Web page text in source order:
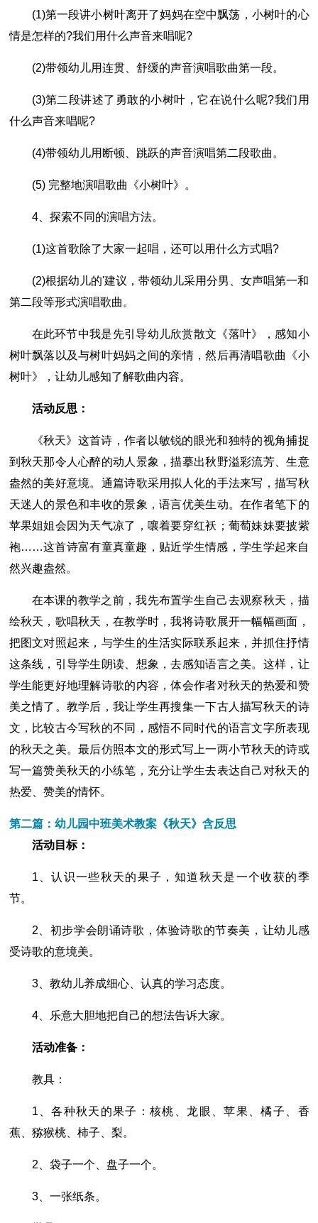
(1)第一段讲小树叶离开了妈妈在空中飘荡，小树叶的心
情是怎样的?我们用什么声音来唱呢?
(2)带领幼儿用连贯、舒缓的声音演唱歌曲第一段。
(3)第二段讲述了勇敢的小树叶，它在说什么呢?我们用
什么声音来唱呢?
(4)带领幼儿用断顿、跳跃的声音演唱第二段歌曲。
(5) 完整地演唱歌曲《小树叶》。
4、探索不同的演唱方法。
(1)这首歌除了大家一起唱，还可以用什么方式唱?
(2)根据幼儿的'建议，带领幼儿采用分男、女声唱第一和
第二段等形式演唱歌曲。
在此环节中我是先引导幼儿欣赏散文《落叶》，感知小
树叶飘落以及与树叶妈妈之间的亲情，然后再清唱歌曲《小
树叶》，让幼儿感知了解歌曲内容。
活动反思：
《秋天》这首诗，作者以敏锐的眼光和独特的视角捕捉
到秋天那令人心醉的动人景象，描摹出秋野溢彩流芳、生意
盎然的美好意境。通篇诗歌采用拟人化的手法来写，描写秋
天迷人的景色和丰收的景象，语言优美生动。在作者笔下的
苹果姐姐会因为天气凉了，嚷着要穿红袄；葡萄妹妹要披紫
袍……这首诗富有童真童趣，贴近学生情感，学生学起来自
然兴趣盎然。
在本课的教学之前，我先布置学生自己去观察秋天，描
绘秋天，歌唱秋天，在教学时，我将诗歌展开一幅幅画面，
把图文对照起来，与学生的生活实际联系起来，并抓住抒情
这条线，引导学生朗读、想象，去感知语言之美。这样，让
学生能更好地理解诗歌的内容，体会作者对秋天的热爱和赞
美之情了。教学后，我让学生再搜集一下古人描写秋天的诗
文，比较古今写秋的不同，感悟不同时代的语言文字所表现
的秋天之美。最后仿照本文的形式写上一两小节秋天的诗或
写一篇赞美秋天的小练笔，充分让学生去表达自己对秋天的
热爱、赞美的情怀。
第二篇：幼儿园中班美术教案《秋天》含反思
活动目标：
1、认识一些秋天的果子，知道秋天是一个收获的季
节。
2、初步学会朗诵诗歌，体验诗歌的节奏美，让幼儿感
受诗歌的意境美。
3、教幼儿养成细心、认真的学习态度。
4、乐意大胆地把自己的想法告诉大家。
活动准备：
教具：
1、各种秋天的果子：核桃、龙眼、苹果、橘子、香
蕉、猕猴桃、柿子、梨。
2、袋子一个、盘子一个。
3、一张纸条。